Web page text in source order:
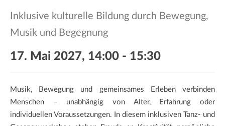
i
Inklusive kulturelle Bildung durch Bewegung,
Musik und Begegnung
17. Mai 2027, 14:00 - 15:30
Musik, Bewegung und gemeinsames Erleben verbinden
Menschen – unabhängig von Alter, Erfahrung oder
individuellen Voraussetzungen. In diesem inklusiven Tanz- und